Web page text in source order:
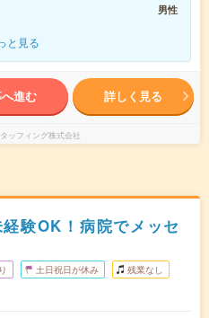
男性
と見る
進む 詳しく見る
ッフィング株式会社
験OK！病院でメッセ
土日祝日が休み 残業なし